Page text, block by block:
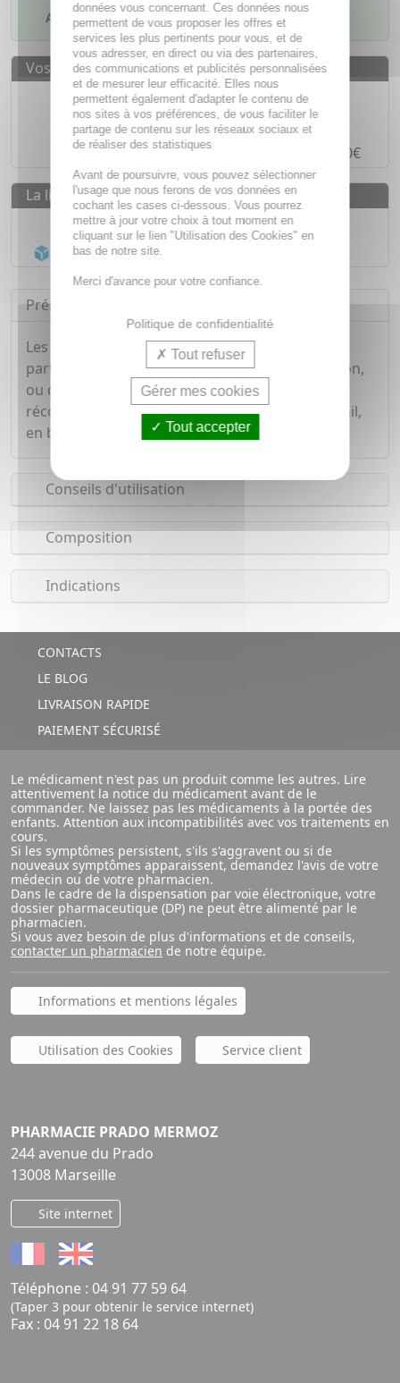
Ajouter à mes favoris
Vos avantages
Des prixIMBATTABLES
Paiement en ligneSÉCURISÉ
Paiement en 4 fois sans frais à partir de 30€
La livraison
Livraison gratuite dès55€
Acheminement Chronopost
Présentation
Les boites "Les anis de Flavigny" s'emportent
partout, dans une poche de blouson, de pantalon,
ou dans un sac à main. Ils vous apporteront un
réconfort à tout moment de la journée, au travail,
en balade, ou après un café.
Conseils d'utilisation
Composition
Indications
CONTACTS
LE BLOG
LIVRAISON RAPIDE
PAIEMENT SÉCURISÉ
Le médicament n'est pas un produit comme les autres. Lire
attentivement la notice du médicament avant de le
commander. Ne laissez pas les médicaments à la portée des
enfants. Attention aux incompatibilités avec vos traitements en
cours.
Si les symptômes persistent, s'ils s'aggravent ou si de
nouveaux symptômes apparaissent, demandez l'avis de votre
médecin ou de votre pharmacien.
Dans le cadre de la dispensation par voie électronique, votre
dossier pharmaceutique (DP) ne peut être alimenté par le
pharmacien.
Si vous avez besoin de plus d'informations et de conseils,
contacter un pharmacien de notre équipe.
Informations et mentions légales
Utilisation des Cookies Service client
PHARMACIE PRADO MERMOZ
244 avenue du Prado
13008 Marseille
Site internet
Téléphone : 04 91 77 59 64
(Taper 3 pour obtenir le service internet)
Fax : 04 91 22 18 64
données vous concernant. Ces données nous
permettent de vous proposer les offres et
services les plus pertinents pour vous, et de
vous adresser, en direct ou via des partenaires,
des communications et publicités personnalisées
et de mesurer leur efficacité. Elles nous
permettent également d'adapter le contenu de
nos sites à vos préférences, de vous faciliter le
partage de contenu sur les réseaux sociaux et
de réaliser des statistiques
Avant de poursuivre, vous pouvez sélectionner
l'usage que nous ferons de vos données en
cochant les cases ci-dessous. Vous pourrez
mettre à jour votre choix à tout moment en
cliquant sur le lien "Utilisation des Cookies" en
bas de notre site.
Merci d'avance pour votre confiance.
Politique de confidentialité
Tout refuser
Gérer mes cookies
Tout accepter